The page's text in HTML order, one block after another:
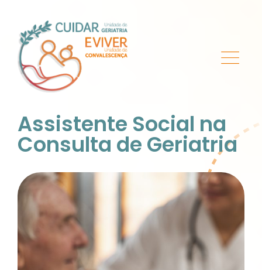
Assistente Social na
Consulta de Geriatria